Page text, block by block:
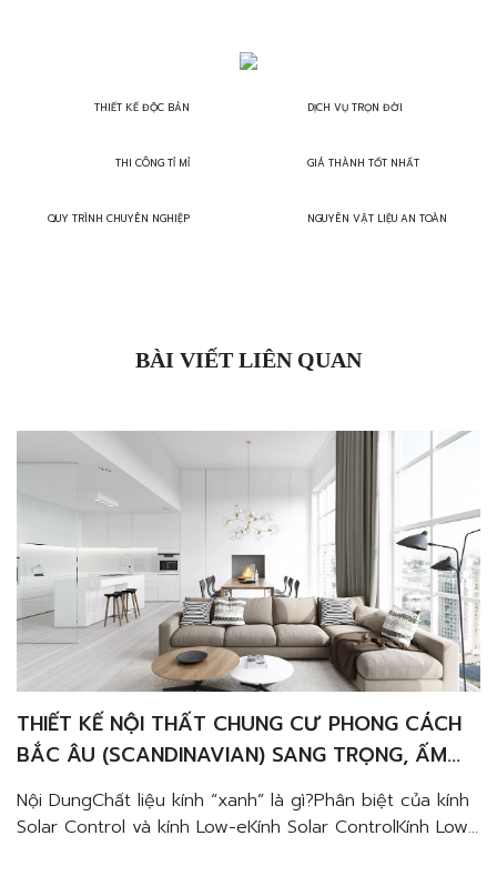
THIẾT KẾ ĐỘC BẢN
THI CÔNG TỈ MỈ
QUY TRÌNH CHUYÊN NGHIỆP
DỊCH VỤ TRỌN ĐỜI
GIÁ THÀNH TỐT NHẤT
NGUYÊN VẬT LIỆU AN TOÀN
BÀI VIẾT LIÊN QUAN
THIẾT KẾ NỘI THẤT CHUNG CƯ PHONG CÁCH
BẮC ÂU (SCANDINAVIAN) SANG TRỌNG, ẤM
CÚNG VÀ TINH TẾ
Nội DungChất liệu kính “xanh” là gì?Phân biệt của kính
Solar Control và kính Low-eKính Solar ControlKính Low-